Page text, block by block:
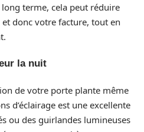
terme, cela peut réduire
donc votre facture, tout en
la nuit
de votre porte plante même
d’éclairage est une excellente
ou des guirlandes lumineuses